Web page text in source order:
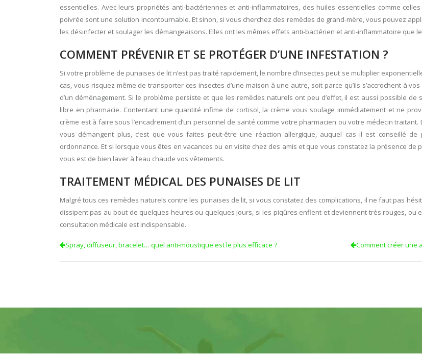
essentielles. Avec leurs propriétés anti-bactériennes et anti-inflammatoires, des huiles essentielles comme
poivrée sont une solution incontournable. Et sinon, si vous cherchez des remèdes de grand-mère, vous pouvez
les désinfecter et soulager les démangeaisons. Elles ont les mêmes effets anti-bactérien et anti-inflammatoire que
COMMENT PRÉVENIR ET SE PROTÉGER D’UNE INFESTATION ?
Si votre problème de punaises de lit n’est pas traité rapidement, le nombre d’insectes peut se multiplier
cas, vous risquez même de transporter ces insectes d’une maison à une autre, soit parce qu’ils s’accrochent à
d’un déménagement. Si le problème persiste et que les remèdes naturels ont peu d’effet, il est aussi possible
libre en pharmacie. Contentant une quantité infime de cortisol, la crème vous soulage immédiatement et ne
crème est à faire sous l’encadrement d’un personnel de santé comme votre pharmacien ou votre médecin
vous démangent plus, c’est que vous faites peut-être une réaction allergique, auquel cas il est conseillé
ordonnance. Et si lorsque vous êtes en vacances ou en visite chez des amis et que vous constatez la présence
vous est de bien laver à l’eau chaude vos vêtements.
TRAITEMENT MÉDICAL DES PUNAISES DE LIT
Malgré tous ces remèdes naturels contre les punaises de lit, si vous constatez des complications, il ne faut pas
dissipent pas au bout de quelques heures ou quelques jours, si les piqûres enflent et deviennent très rouges, ou
consultation médicale est indispensable.
Spray, diffuseur, bracelet… quel anti-moustique est le plus efficace ? Comment créer une